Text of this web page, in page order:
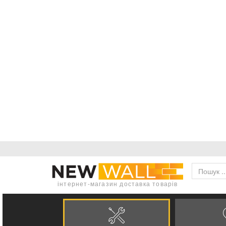
інтернет-магазин доставка товарів